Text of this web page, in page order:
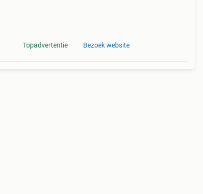
Topadvertentie Bezoek website